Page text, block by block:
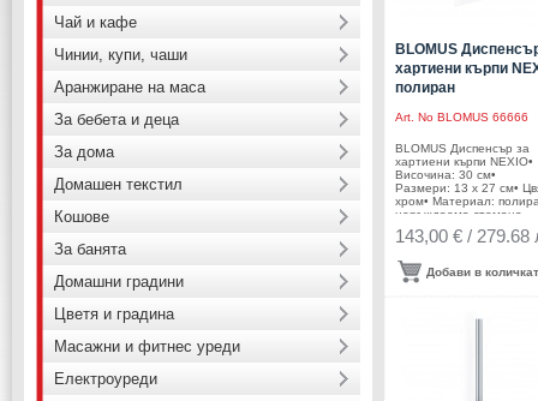
BLOMUS
хартиени кърпи
полиран
Art. No BLOMUS 66666
BLOMUS Диспенсър за
хартиени кърпи NEXIO•
Височина: 30 см•
Размери: 13 х 27 см•
хром• Материал:
неръждаема стомана,
акрилно стъкло,
Производител:
Design Team
143,00 € / 279.68
Добави в
Чай и кафе
Чинии, купи, чаши
Аранжиране на маса
За бебета и деца
За дома
Домашен текстил
Кошове
За банята
Домашни градини
Цветя и градина
Масажни и фитнес уреди
Електроуреди